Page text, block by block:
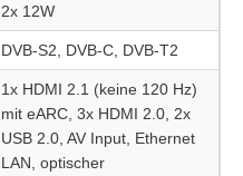
2x 12W
DVB-S2, DVB-C, DVB-T2
1x HDMI 2.1 (keine 120 Hz)
mit eARC, 3x HDMI 2.0, 2x
USB 2.0, AV Input, Ethernet
LAN, optischer